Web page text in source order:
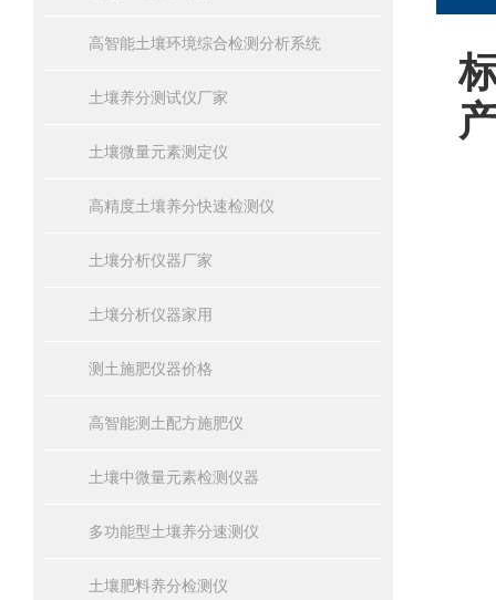
高智能土壤环境综合检测分析系统
土壤养分测试仪厂家
土壤微量元素测定仪
高精度土壤养分快速检测仪
土壤分析仪器厂家
土壤分析仪器家用
测土施肥仪器价格
高智能测土配方施肥仪
土壤中微量元素检测仪器
多功能型土壤养分速测仪
土壤肥料养分检测仪